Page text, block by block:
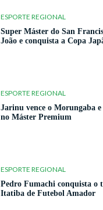
ESPORTE REGIONAL
Super Máster do San
João e conquista a Copa
ESPORTE REGIONAL
Jarinu vence o Morungaba
no Máster Premium
ESPORTE REGIONAL
Pedro Fumachi conquista o
Itatiba de Futebol Amador